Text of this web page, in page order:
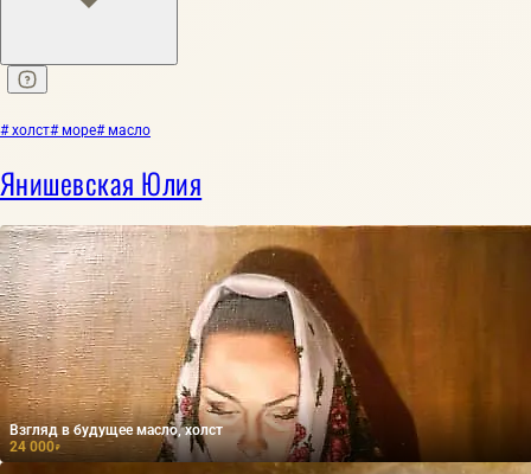
# холст# море# масло
Янишевская Юлия
Взгляд в будущее масло, холст
24 000₽